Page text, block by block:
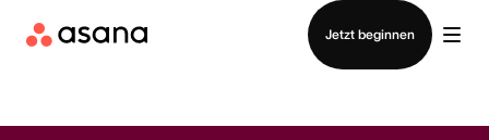
Jetzt beginnen
Vertrieb kontaktieren